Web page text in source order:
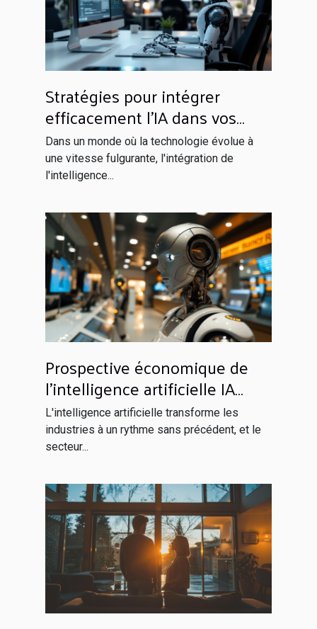
Stratégies pour intégrer
efficacement l'IA dans vos
opérations quotidiennes
Dans un monde où la technologie évolue à
une vitesse fulgurante, l'intégration de
l'intelligence...
Prospective économique de
l'intelligence artificielle IA
dans le secteur bancaire
avantages et défis
L'intelligence artificielle transforme les
industries à un rythme sans précédent, et le
secteur...